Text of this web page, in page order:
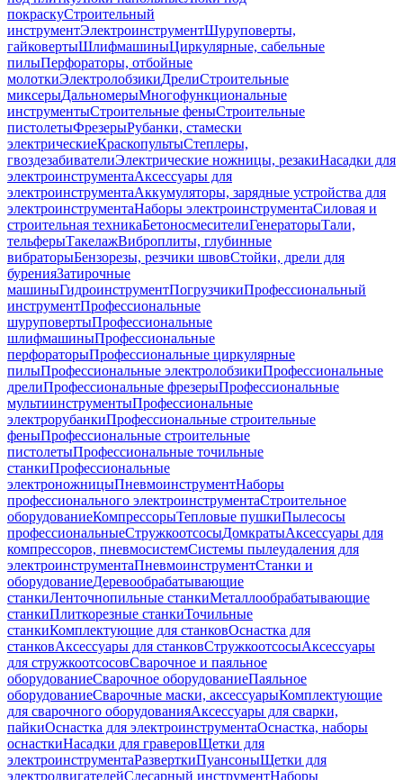
покраскуСтроительный
инструментЭлектроинструментШуруповерты,
гайковертыШлифмашиныЦиркулярные, сабельные
пилыПерфораторы, отбойные
молоткиЭлектролобзикиДрелиСтроительные
миксерыДальномерыМногофункциональные
инструментыСтроительные феныСтроительные
пистолетыФрезерыРубанки, стамески
электрическиеКраскопультыСтеплеры,
гвоздезабивателиЭлектрические ножницы, резакиНасадки для
электроинструментаАксессуары для
электроинструментаАккумуляторы, зарядные устройства для
электроинструментаНаборы электроинструментаСиловая и
строительная техникаБетоносмесителиГенераторыТали,
тельферыТакелажВиброплиты, глубинные
вибраторыБензорезы, резчики швовСтойки, дрели для
буренияЗатирочные
машиныГидроинструментПогрузчикиПрофессиональный
инструментПрофессиональные
шуруповертыПрофессиональные
шлифмашиныПрофессиональные
перфораторыПрофессиональные циркулярные
пилыПрофессиональные электролобзикиПрофессиональные
дрелиПрофессиональные фрезерыПрофессиональные
мультиинструментыПрофессиональные
электрорубанкиПрофессиональные строительные
феныПрофессиональные строительные
пистолетыПрофессиональные точильные
станкиПрофессиональные
электроножницыПневмоинструментНаборы
профессионального электроинструментаСтроительное
оборудованиеКомпрессорыТепловые пушкиПылесосы
профессиональныеСтружкоотсосыДомкратыАксессуары для
компрессоров, пневмосистемСистемы пылеудаления для
электроинструментаПневмоинструментСтанки и
оборудованиеДеревообрабатывающие
станкиЛенточнопильные станкиМеталлообрабатывающие
станкиПлиткорезные станкиТочильные
станкиКомплектующие для станковОснастка для
станковАксессуары для станковСтружкоотсосыАксессуары
для стружкоотсосовСварочное и паяльное
оборудованиеСварочное оборудованиеПаяльное
оборудованиеСварочные маски, аксессуарыКомплектующие
для сварочного оборудованияАксессуары для сварки,
пайкиОснастка для электроинструментаОснастка, наборы
оснасткиНасадки для граверовЩетки для
электроинструментаРазверткиПуансоныЩетки для
электродвигателейСлесарный инструментНаборы